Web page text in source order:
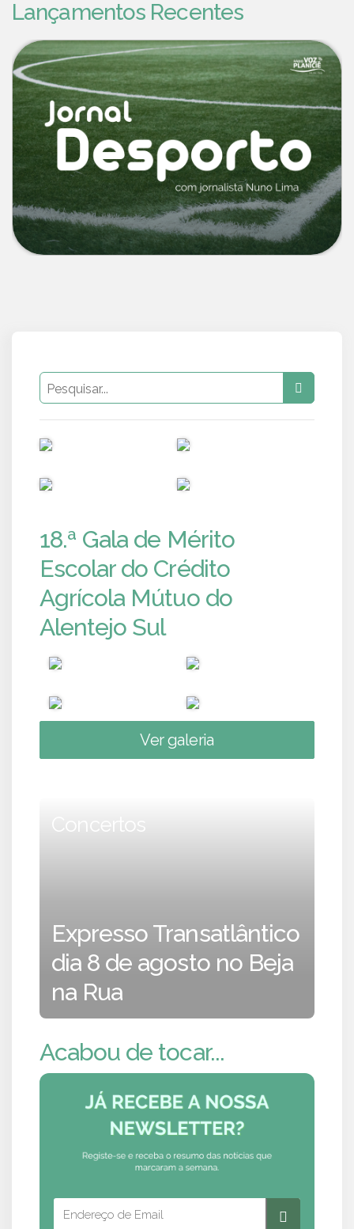
Lançamentos Recentes
18.ª Gala de Mérito
Escolar do Crédito
Agrícola Mútuo do
Alentejo Sul
Ver galeria
Concertos
Expresso Transatlântico
dia 8 de agosto no Beja
na Rua
Acabou de tocar...